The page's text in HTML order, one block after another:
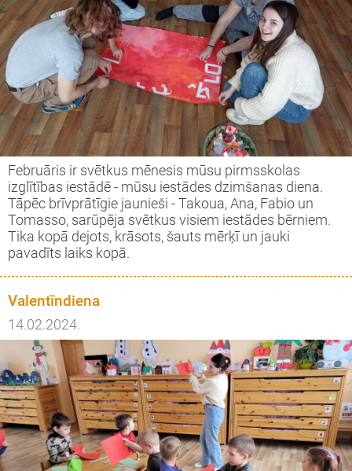
Februāris ir svētkus mēnesis mūsu pirmsskolas
izglītības iestādē - mūsu iestādes dzimšanas diena.
Tāpēc brīvprātīgie jaunieši - Takoua, Ana, Fabio un
Tomasso, sarūpēja svētkus visiem iestādes bērniem.
Tika kopā dejots, krāsots, šauts mērķī un jauki
pavadīts laiks kopā.
Valentīndiena
14.02.2024.